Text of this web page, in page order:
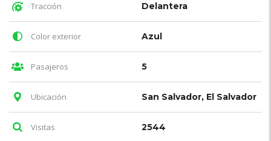
Tracción Delantera
Color exterior Azul
Pasajeros 5
Ubicación San Salvador, El Salvador
Visitas 2544